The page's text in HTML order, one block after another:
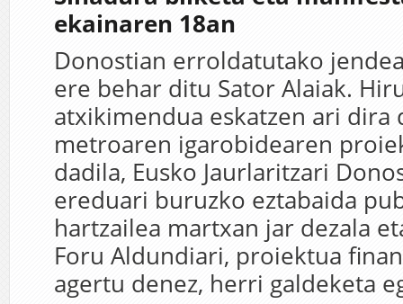
ekainaren 18an
Donostian erroldatutako
ere behar ditu Sator Alaiak.
atxikimendua eskatzen ari dira
metroaren igarobidearen
dadila, Eusko Jaurlaritzari
ereduari buruzko eztabaida
hartzailea martxan jar dezala
Foru Aldundiari, proiektua
agertu denez, herri galdeketa